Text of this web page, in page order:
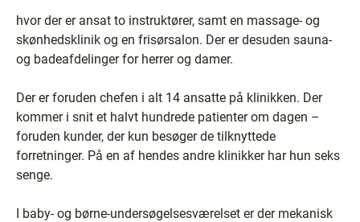
hvor der er ansat to instruktører, samt en massage- og
skønhedsklinik og en frisørsalon. Der er desuden sauna-
og badeafdelinger for herrer og damer.
Der er foruden chefen i alt 14 ansatte på klinikken. Der
kommer i snit et halvt hundrede patienter om dagen –
foruden kunder, der kun besøger de tilknyttede
forretninger. På en af hendes andre klinikker har hun seks
senge.
I baby- og børne-undersøgelsesværelset er der mekanisk